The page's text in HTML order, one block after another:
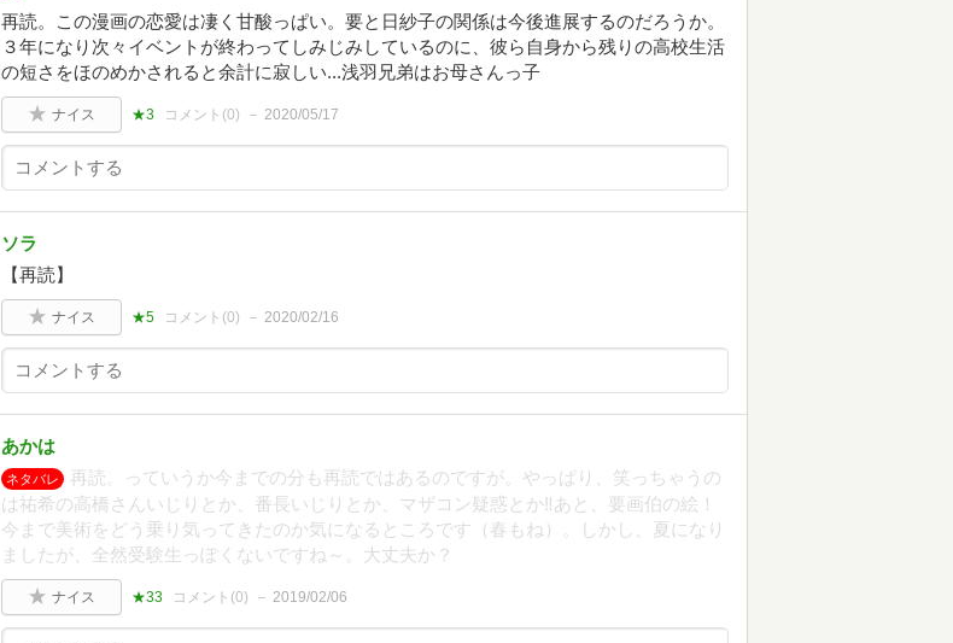
再読。この漫画の恋愛は凄く甘酸っぱい。要と日紗子の関係は今後進展するのだろうか。
３年になり次々イベントが終わってしみじみしているのに、彼ら自身から残りの高校生活
の短さをほのめかされると余計に寂しい...浅羽兄弟はお母さんっ子
ナイス ★3 コメント(0) 2020/05/17
ソラ
【再読】
ナイス ★5 コメント(0) 2020/02/16
あかは
ネタバレ
再読。っていうか今までの分も再読ではあるのですが。やっぱり、笑っちゃうの
は祐希の高橋さんいじりとか、番長いじりとか、マザコン疑惑とか‼️あと、要画伯の絵！
今まで美術をどう乗り気ってきたのか気になるところです（春もね）。しかし、夏になり
ましたが、全然受験生っぽくないですね～。大丈夫か？
ナイス ★33 コメント(0) 2019/02/06